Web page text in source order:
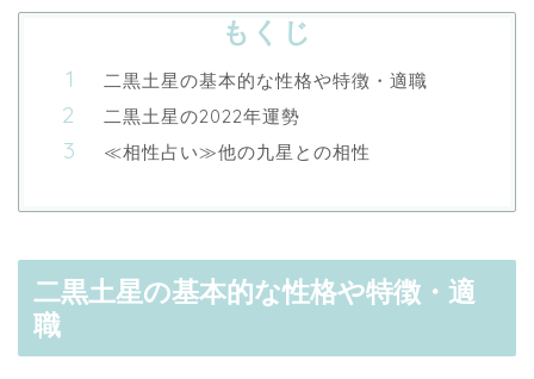
もくじ
二黒土星の基本的な性格や特徴・適職
二黒土星の2022年運勢
≪相性占い≫他の九星との相性
二黒土星の基本的な性格や特徴・適
職